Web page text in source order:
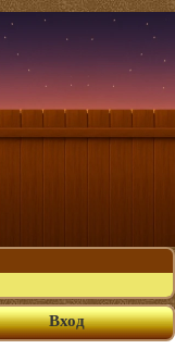
Вход